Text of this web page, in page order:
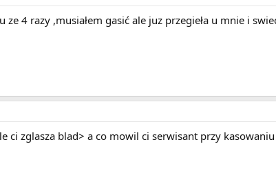
ze 4 razy ,musiałem gasić ale juz przegieła u mnie i
ci zglasza blad> a co mowil ci serwisant przy